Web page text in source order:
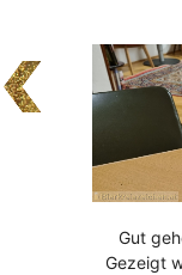
Gut
Gezeigt